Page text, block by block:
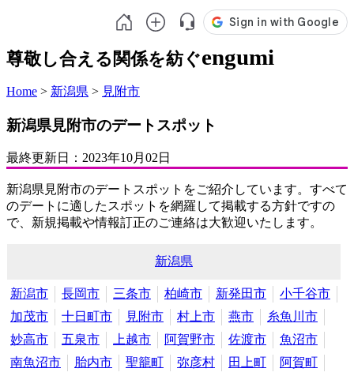
尊敬し合える関係を紡ぐengumi
Home > 新潟県 > 見附市
新潟県見附市のデートスポット
最終更新日： 2023年10月02日
新潟県見附市のデートスポットをご紹介しています。すべて
のデートに適したスポットを網羅して掲載する方針ですの
で、新規掲載や情報訂正のご連絡は大歓迎いたします。
新潟県
新潟市 長岡市 三条市 柏崎市 新発田市
小千谷市
加茂市
十日町市 見附市 村上市 燕市
糸魚川市
妙高市
五泉市 上越市 阿賀野市 佐渡市
魚沼市
南魚沼市
胎内市 聖籠町 弥彦村 田上町
阿賀町